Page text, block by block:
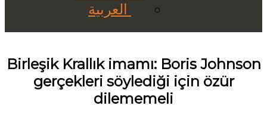
العربية
Birleşik Krallık imamı: Boris Johnson
gerçekleri söylediği için özür
dilememeli